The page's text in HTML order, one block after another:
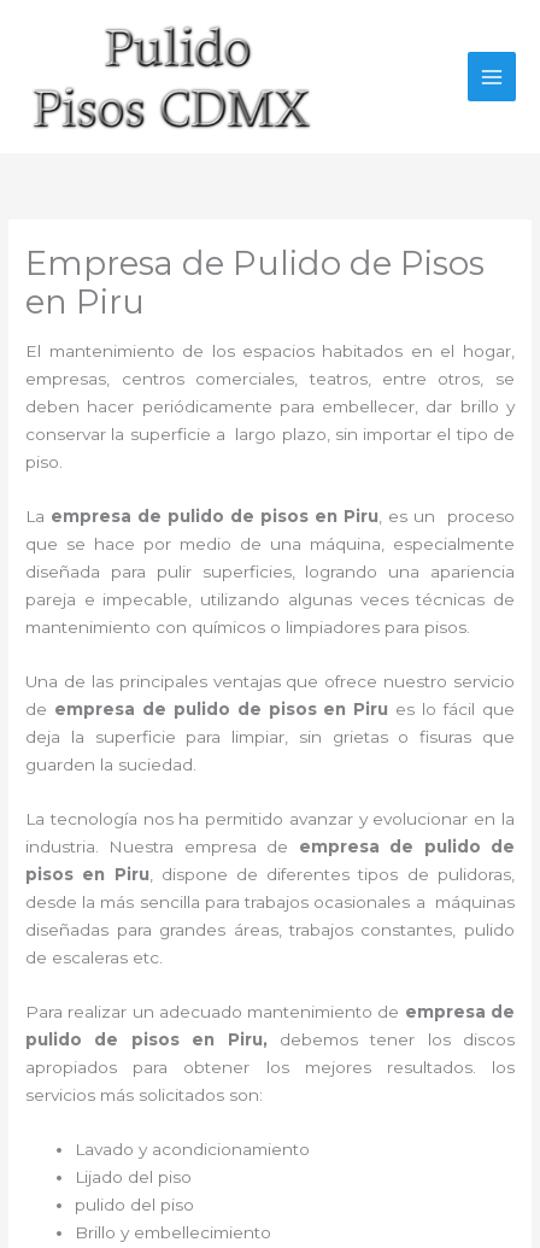
Empresa de Pulido de Pisos
en Piru
El mantenimiento de los espacios habitados en el hogar,
empresas, centros comerciales, teatros, entre otros, se
deben hacer periódicamente para embellecer, dar brillo y
conservar la superficie a largo plazo, sin importar el tipo de
piso.
La empresa de pulido de pisos en Piru , es un proceso
que se hace por medio de una máquina, especialmente
diseñada para pulir superficies, logrando una apariencia
pareja e impecable, utilizando algunas veces técnicas de
mantenimiento con químicos o limpiadores para pisos.
Una de las principales ventajas que ofrece nuestro servicio
de empresa de pulido de pisosen Piru es lo fácil que
deja la superficie para limpiar, sin grietas o fisuras que
guarden la suciedad.
La tecnología nos ha permitido avanzar y evolucionar en la
industria. Nuestra empresa de empresa de pulido de
pisos en Piru , dispone de diferentes tipos de pulidoras,
desde la más sencilla para trabajos ocasionales a máquinas
diseñadas para grandes áreas, trabajos constantes, pulido
de escaleras etc.
Para realizar un adecuado mantenimiento de empresa de
pulido de pisosen Piru, debemos tener los discos
apropiados para obtener los mejores resultados. los
servicios más solicitados son:
Lavado y acondicionamiento
Lijado del piso
pulido del piso
Brillo y embellecimiento